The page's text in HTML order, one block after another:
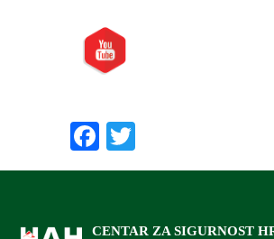
Facebook
CENTAR ZA SIGURNOST